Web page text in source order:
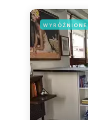
WYRÓŻNIONE